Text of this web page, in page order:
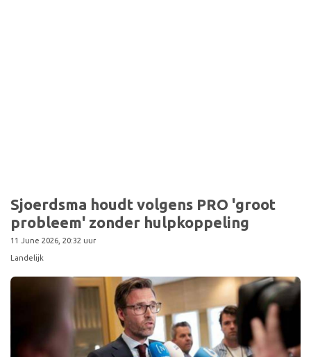
Sjoerdsma houdt volgens PRO 'groot
probleem' zonder hulpkoppeling
11 June 2026, 20:32 uur
Landelijk